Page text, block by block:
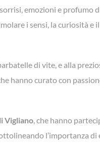
emozioni e profumo
i sensi, la curiosità e
di vite, e alla
hanno curato con
Vigliano, che hanno
l’importanza di